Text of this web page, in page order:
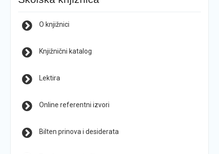
O knjižnici
Knjižnični katalog
Lektira
Online referentni izvori
Bilten prinova i desiderata